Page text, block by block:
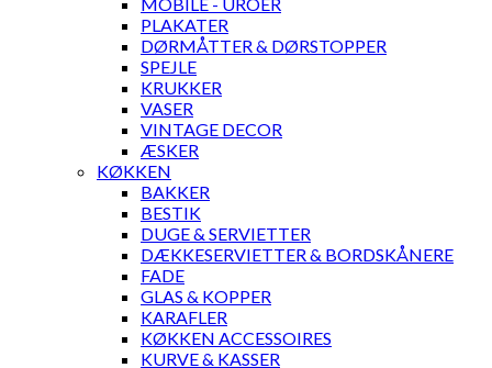
PLAKATER
DØRMÅTTER & DØRSTOPPER
SPEJLE
KRUKKER
VASER
VINTAGE DECOR
ÆSKER
KØKKEN
BAKKER
BESTIK
DUGE & SERVIETTER
DÆKKESERVIETTER & BORDSKÅNERE
FADE
GLAS & KOPPER
KARAFLER
KØKKEN ACCESSOIRES
KURVE & KASSER